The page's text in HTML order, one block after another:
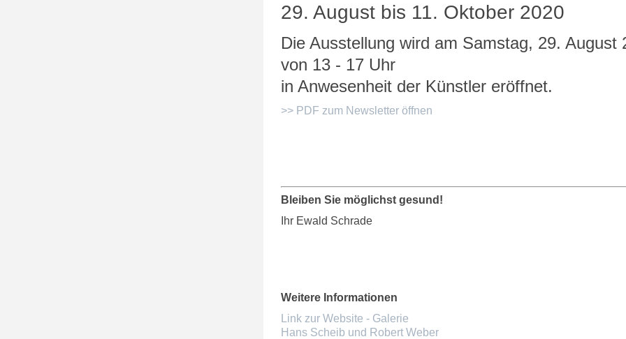
29. August bis 11. Oktober 2020
Die Ausstellung wird am Samstag, 29. August
von 13 - 17 Uhr
in Anwesenheit der Künstler eröffnet.
>> PDF zum Newsletter öffnen
Bleiben Sie möglichst gesund!
Ihr Ewald Schrade
Weitere Informationen
Link zur Website - Galerie
Hans Scheib und Robert Weber